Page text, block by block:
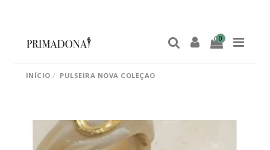
0
INÍCIO PULSEIRA NOVA COLEÇAO